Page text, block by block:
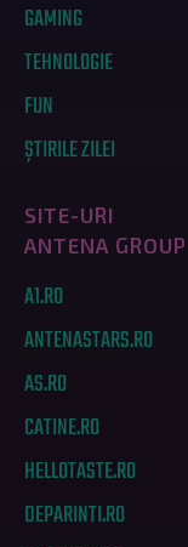
GAMING
TEHNOLOGIE
FUN
ȘTIRILE ZILEI
SITE-URI
ANTENA GROUP
A1.RO
ANTENASTARS.RO
AS.RO
CATINE.RO
HELLOTASTE.RO
DEPARINTI.RO